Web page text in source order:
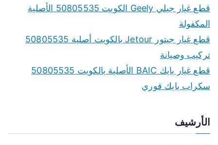
قطع غيار جيلي Geely الكويت 50805535 الأصلية
المكفولة
قطع غيار جيتور Jetour بالكويت أصلية 50805535
تركيب وصيانة
قطع غيار بايك BAIC الأصلية بالكويت 50805535
سكراب بايك فوري
الأرشيف